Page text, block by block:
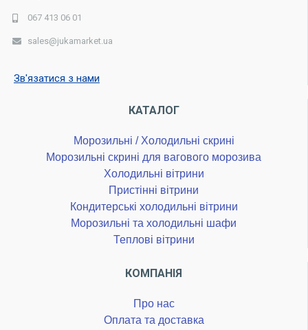
067 413 06 01
sales@jukamarket.ua
Зв'язатися з нами
КАТАЛОГ
Морозильні / Холодильні скрині
Морозильні скрині для вагового морозива
Холодильні вітрини
Пристінні вітрини
Кондитерські холодильні вітрини
Морозильні та холодильні шафи
Теплові вітрини
КОМПАНІЯ
Про нас
Оплата та доставка